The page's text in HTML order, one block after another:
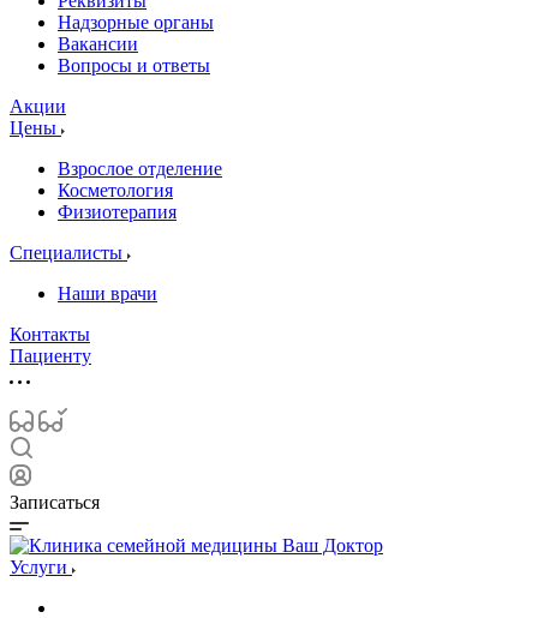
Надзорные органы
Вакансии
Вопросы и ответы
Акции
Цены
Взрослое отделение
Косметология
Физиотерапия
Специалисты
Наши врачи
Контакты
Пациенту
Записаться
Услуги